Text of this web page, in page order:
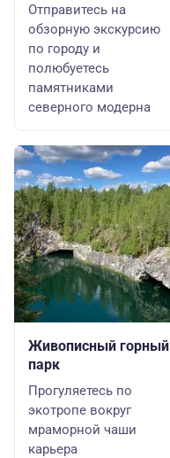
Отправитесь на
обзорную экскурсию
по городу и
полюбуетесь
памятниками
северного модерна
Живописный горный
парк
Прогуляетесь по
экотропе вокруг
мраморной чаши
карьера